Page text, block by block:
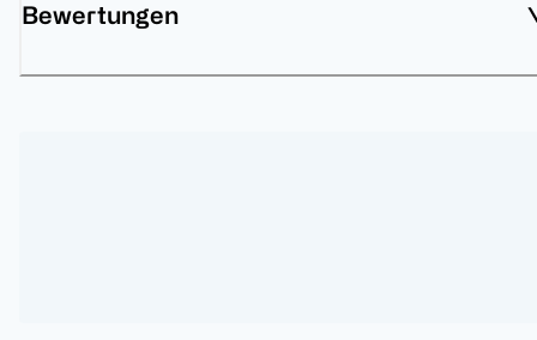
Bewertungen